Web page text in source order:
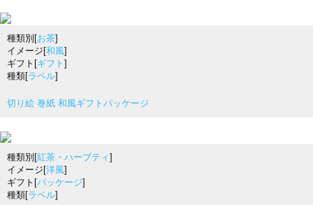
種類別[お茶]
イメージ[和風]
ギフト[ギフト ]
種類[ラベル]
切り絵 巻紙 和風ギフトパッケージ
種類別[紅茶・ハーブティ]
イメージ[洋風]
ギフト[パッケージ]
種類[ラベル]